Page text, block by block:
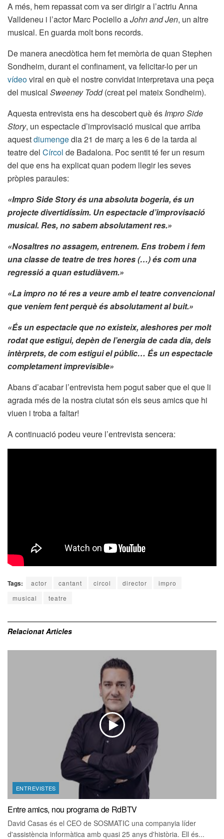
A més, hem repassat com va ser dirigir a l’actriu Anna
Valldeneu i l’actor Marc Pociello aJohn and Jen, un altre
musical. En guarda molt bons records.
De manera anecdòtica hem fet memòria de quan Stephen
Sondheim, durant el confinament, va felicitar-lo per un
vídeoviral en què el nostre convidat interpretava una peça
del musical Sweeney Todd(creat pel mateix Sondheim).
Aquesta entrevista ens ha descobert què és Impro Side
Story, un espectacle d’improvisació musical que arriba
aquestdiumengedia 21 de març a les 6 de la tarda al
teatre del Círcol de Badalona. Poc sentit té fer un resum
del que ens ha explicat quan podem llegir les seves
pròpies paraules:
«Impro Side Story és una absoluta bogeria, és un
projecte divertidíssim. Un espectacle d’improvisació
musical. Res, no sabem absolutament res.»
«Nosaltres no assagem, entrenem. Ens trobem i fem
una classe de teatre de tres hores (…) és com una
regressió a quan estudiàvem.»
«La impro no té res a veure amb el teatre convencional
que veníem fent perquè és absolutament al buit.»
«És un espectacle que no existeix, aleshores per molt
rodat que estigui, depèn de l’energia de cada dia, dels
intèrprets, de com estigui el públic… És un espectacle
completament imprevisible»
Abans d’acabar l’entrevista hem pogut saber que el que li
agrada més de la nostra ciutat són els seus amics que hi
viuen i troba a faltar!
A continuació podeu veure l’entrevista sencera:
Tags: actor cantant circol director
impro
musical
teatre
Relacionat Articles
ENTREVISTES
Entre amics, nou programa de RdBTV
David Casas és el CEO de SOSMATIC una companyia líder
d'assistència informàtica amb quasi 25 anys d'història. Ell és...